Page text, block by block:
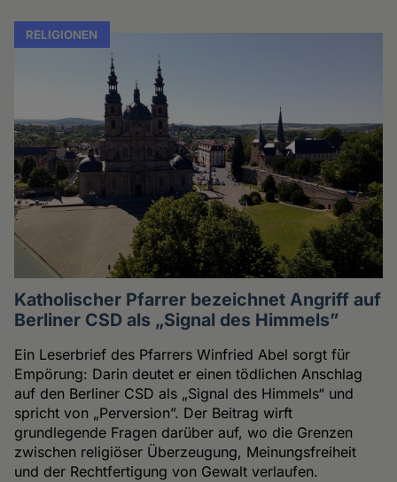
RELIGIONEN
Katholischer Pfarrer bezeichnet Angriff auf
Berliner CSD als „Signal des Himmels”
Ein Leserbrief des Pfarrers Winfried Abel sorgt für
Empörung: Darin deutet er einen tödlichen Anschlag
auf den Berliner CSD als „Signal des Himmels“ und
spricht von „Perversion”. Der Beitrag wirft
grundlegende Fragen darüber auf, wo die Grenzen
zwischen religiöser Überzeugung, Meinungsfreiheit
und der Rechtfertigung von Gewalt verlaufen.